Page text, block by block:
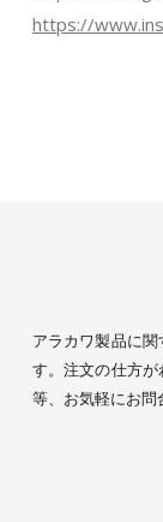
https://
アラカワ製品に
す。注文の仕方
等、お気軽にお問